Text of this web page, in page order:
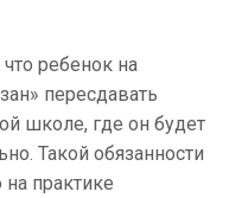
ребенок на
пересдавать
школе, где он будет
Такой обязанности
практике